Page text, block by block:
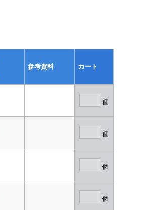
参考資料
カート
個
個
個
個